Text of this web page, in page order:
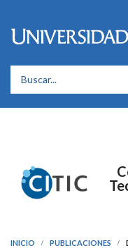
INICIO PUBLICACIONES